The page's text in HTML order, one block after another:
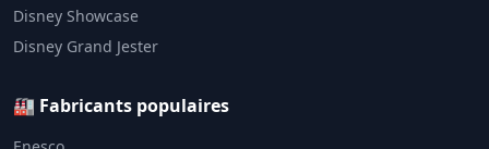
Disney Showcase
Disney Grand Jester
🏭 Fabricants populaires